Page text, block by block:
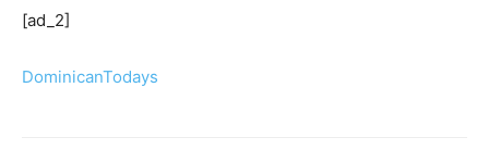
[ad_2]
DominicanTodays